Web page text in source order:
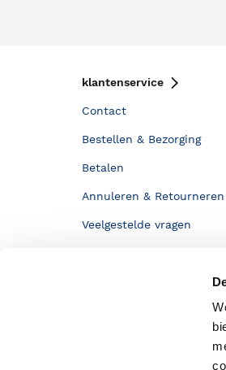
klantenservice
Contact
Bestellen & Bezorging
Betalen
Annuleren & Retourneren
Veelgestelde vragen